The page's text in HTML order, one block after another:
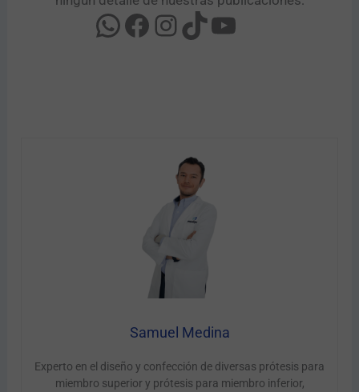
Samuel Medina
Experto en el diseño y confección de diversas prótesis para
miembro superior y prótesis para miembro inferior,